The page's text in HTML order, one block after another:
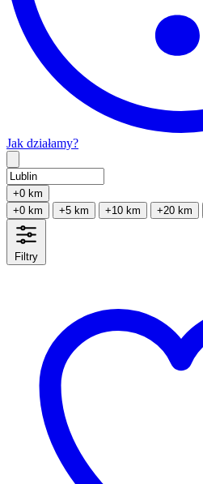
Jak działamy?
+0 km
+0 km
+5 km +10 km +20 km
Filtry